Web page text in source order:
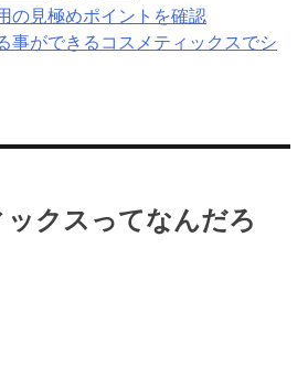
の見極めポイントを確認
事ができるコスメティックスでシ
ックスってなんだろ